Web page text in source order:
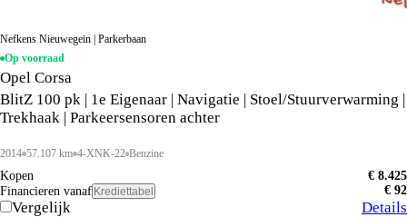
Nefkens Nieuwegein | Parkerbaan
Op voorraad
Opel Corsa
BlitZ 100 pk | 1e Eigenaar | Navigatie | Stoel/Stuurverwarming |
Trekhaak | Parkeersensoren achter
2014 57.107 km 4-XNK-22 Benzine
Kopen
€ 8.425
Financieren vanaf Krediettabel € 92
Vergelijk Details